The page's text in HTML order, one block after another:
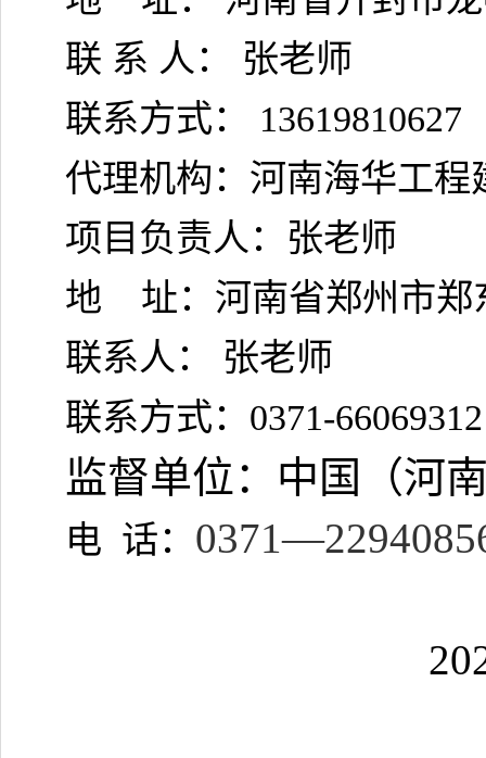
联 系 人：
张老师
联系方式：
13619810627
代理机构：河南海华工程
项目负责人：张老师
地
址：河南省郑州市
联系人：
张老师
联系方式： 0371-66069312
监督单位：中国（河
电 话： 0371—